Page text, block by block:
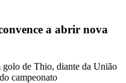
a abrir nova
de Thio, diante da União
campeonato